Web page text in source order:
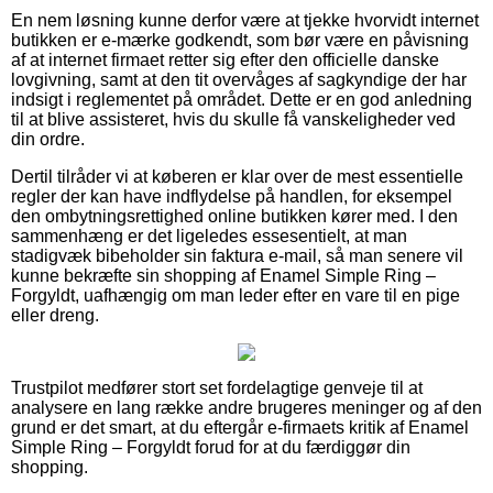
En nem løsning kunne derfor være at tjekke hvorvidt internet
butikken er e-mærke godkendt, som bør være en påvisning
af at internet firmaet retter sig efter den officielle danske
lovgivning, samt at den tit overvåges af sagkyndige der har
indsigt i reglementet på området. Dette er en god anledning
til at blive assisteret, hvis du skulle få vanskeligheder ved
din ordre.
Dertil tilråder vi at køberen er klar over de mest essentielle
regler der kan have indflydelse på handlen, for eksempel
den ombytningsrettighed online butikken kører med. I den
sammenhæng er det ligeledes essesentielt, at man
stadigvæk bibeholder sin faktura e-mail, så man senere vil
kunne bekræfte sin shopping af Enamel Simple Ring –
Forgyldt, uafhængig om man leder efter en vare til en pige
eller dreng.
Trustpilot medfører stort set fordelagtige genveje til at
analysere en lang række andre brugeres meninger og af den
grund er det smart, at du eftergår e-firmaets kritik af Enamel
Simple Ring – Forgyldt forud for at du færdiggør din
shopping.